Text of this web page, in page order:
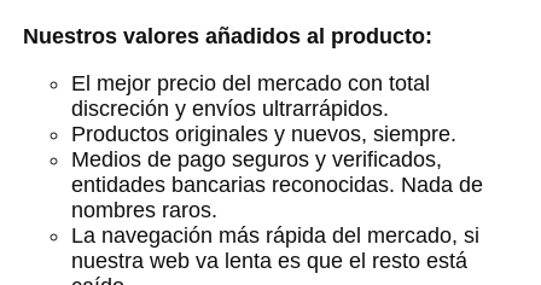
Nuestros valores añadidos al producto:
El mejor precio del mercado con total
discreción y envíos ultrarrápidos.
Productos originales y nuevos, siempre.
Medios de pago seguros y verificados,
entidades bancarias reconocidas. Nada de
nombres raros.
La navegación más rápida del mercado, si
nuestra web va lenta es que el resto está